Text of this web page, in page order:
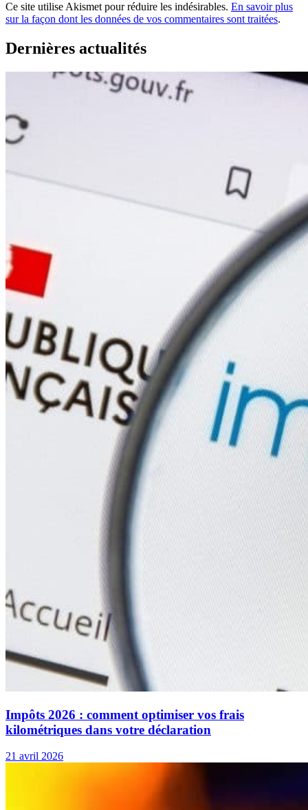
Ce site utilise Akismet pour réduire les indésirables. En savoir plus
sur la façon dont les données de vos commentaires sont traitées.
Dernières actualités
Impôts 2026 : comment optimiser vos frais
kilométriques dans votre déclaration
21 avril 2026